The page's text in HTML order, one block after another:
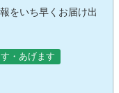
をいち早くお届け出
・あげます